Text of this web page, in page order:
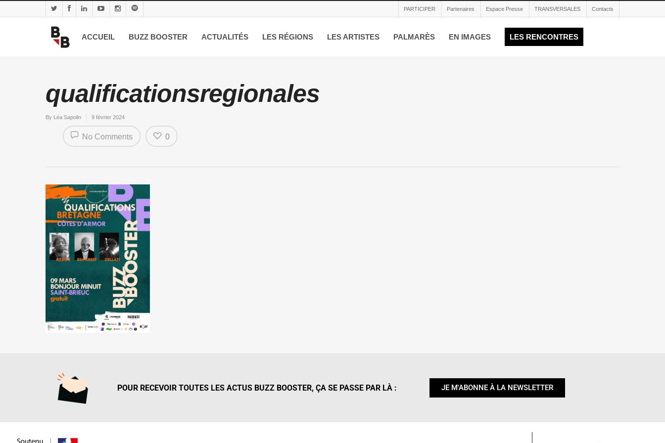
PARTICIPER Partenaires Espace Presse TRANSVERSALES Contacts
ACCUEIL BUZZ BOOSTER ACTUALITÉS LES RÉGIONS LES ARTISTES PALMARÈS EN IMAGES LES RENCONTRES
qualificationsregionales
By Léa Sapolin 9 février 2024
No Comments 0
POUR RECEVOIR TOUTES LES ACTUS BUZZ BOOSTER, ÇA SE PASSE PAR LÀ : JE M'ABONNE À LA NEWSLETTER